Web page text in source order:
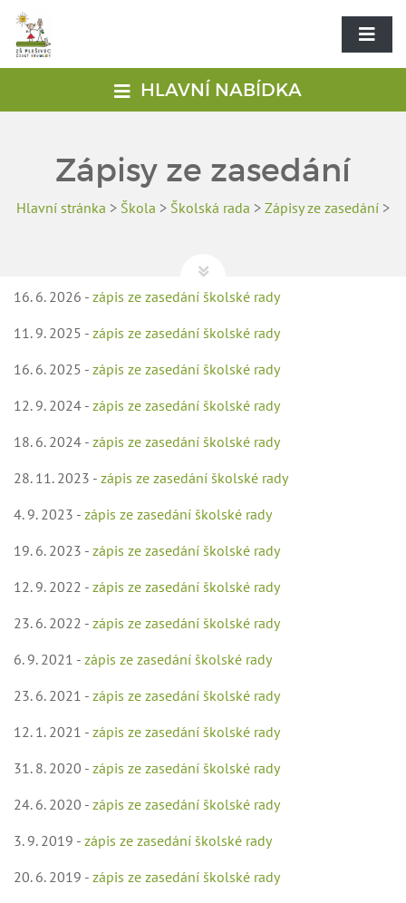
HLAVNÍ NABÍDKA
Zápisy ze zasedání
Hlavní stránka > Škola > Školská rada > Zápisy ze zasedání >
16. 6. 2026 - zápis ze zasedání školské rady
11. 9. 2025 - zápis ze zasedání školské rady
16. 6. 2025 - zápis ze zasedání školské rady
12. 9. 2024 - zápis ze zasedání školské rady
18. 6. 2024 - zápis ze zasedání školské rady
28. 11. 2023 - zápis ze zasedání školské rady
4. 9. 2023 - zápis ze zasedání školské rady
19. 6. 2023 - zápis ze zasedání školské rady
12. 9. 2022 - zápis ze zasedání školské rady
23. 6. 2022 - zápis ze zasedání školské rady
6. 9. 2021 - zápis ze zasedání školské rady
23. 6. 2021 - zápis ze zasedání školské rady
12. 1. 2021 - zápis ze zasedání školské rady
31. 8. 2020 - zápis ze zasedání školské rady
24. 6. 2020 - zápis ze zasedání školské rady
3. 9. 2019 - zápis ze zasedání školské rady
20. 6. 2019 - zápis ze zasedání školské rady